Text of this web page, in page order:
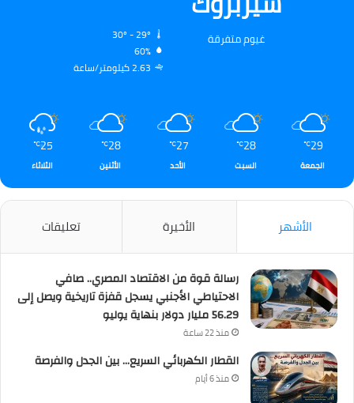
غيوم متفرقة
60%
2.63 كيلومتر/ساعة
29
℃
الجمعة
28
℃
السبت
27
℃
الأحد
28
℃
الأثنين
25
℃
الثلاثاء
الأشهر الأخيرة تعليقات
رسالة قوة من الاقتصاد المصري.. صافي
الاحتياطي الأجنبي يسجل قفزة تاريخية ويصل إلى
56.29 مليار دولار بنهاية يوليو
منذ 22 ساعة
القطار الكهربائي السريع… بين الجدل والفرصة
منذ 6 أيام